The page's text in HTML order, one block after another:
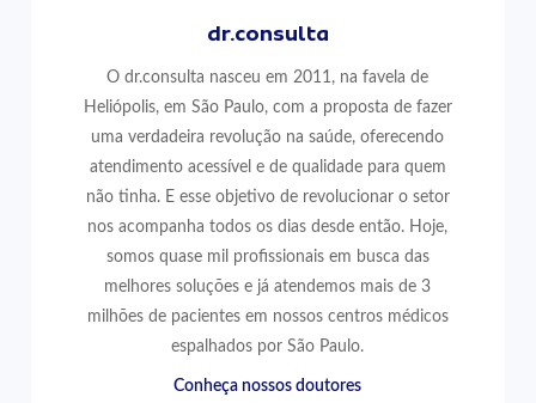
dr.consulta
O dr.consulta nasceu em 2011, na favela de
Heliópolis, em São Paulo, com a proposta de fazer
uma verdadeira revolução na saúde, oferecendo
atendimento acessível e de qualidade para quem
não tinha. E esse objetivo de revolucionar o setor
nos acompanha todos os dias desde então. Hoje,
somos quase mil profissionais em busca das
melhores soluções e já atendemos mais de 3
milhões de pacientes em nossos centros médicos
espalhados por São Paulo.
Conheça nossos doutores